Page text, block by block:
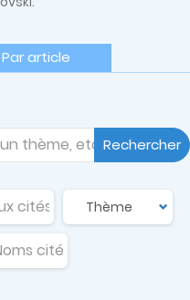
Par article
Rechercher